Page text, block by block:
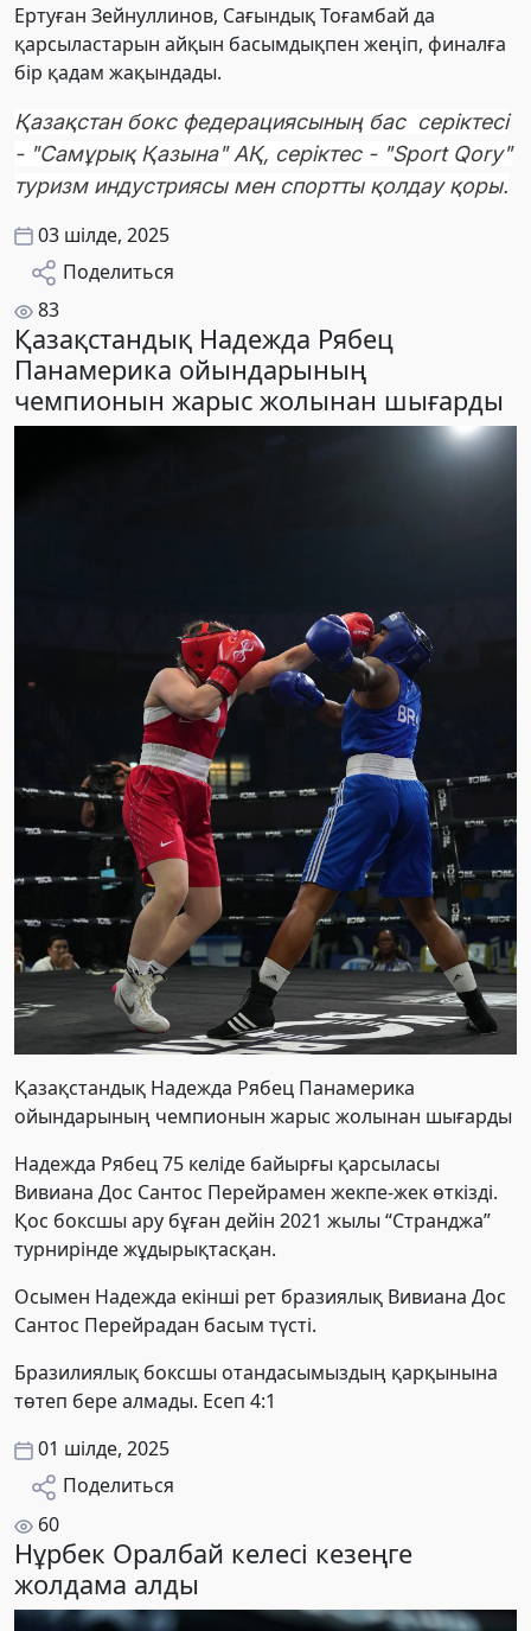
Ертуған Зейнуллинов, Сағындық Тоғамбай да
қарсыластарын айқын басымдықпен жеңіп, финалға
бір қадам жақындады.
Қазақстан бокс федерациясының бас серіктесі
- "Самұрық Қазына" АҚ, серіктес - "Sport Qory"
туризм индустриясы мен спортты қолдау қоры.
03 шілде, 2025
Поделиться
83
Қазақстандық Надежда Рябец
Панамерика ойындарының
чемпионын жарыс жолынан шығарды
Қазақстандық Надежда Рябец Панамерика
ойындарының чемпионын жарыс жолынан шығарды
Надежда Рябец 75 келіде байырғы қарсыласы
Вивиана Дос Сантос Перейрамен жекпе-жек өткізді.
Қос боксшы ару бұған дейін 2021 жылы “Странджа”
турнирінде жұдырықтасқан.
Осымен Надежда екінші рет бразиялық Вивиана Дос
Сантос Перейрадан басым түсті.
Бразилиялық боксшы отандасымыздың қарқынына
төтеп бере алмады. Есеп 4:1
01 шілде, 2025
Поделиться
60
Нұрбек Оралбай келесі кезеңге
жолдама алды